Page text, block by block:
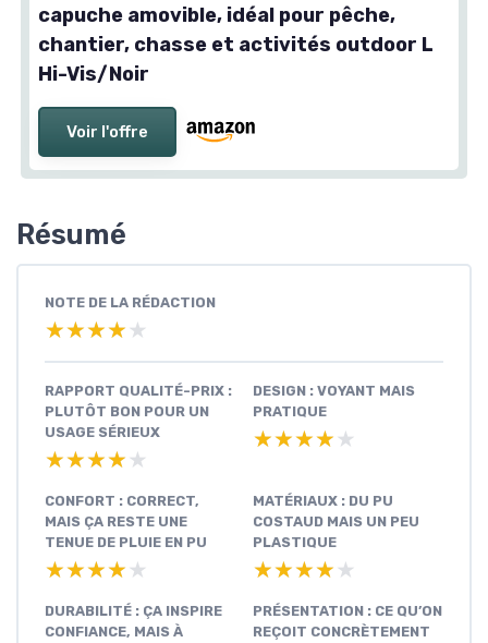
capuche amovible, idéal pour pêche,
chantier, chasse et activités outdoor L
Hi-Vis/Noir
Voir l'offre
Résumé
NOTE DE LA RÉDACTION
★★★★★
★★★★★
RAPPORT QUALITÉ-PRIX :
PLUTÔT BON POUR UN
USAGE SÉRIEUX
★★★★★
★★★★★
DESIGN : VOYANT MAIS
PRATIQUE
★★★★★
★★★★★
CONFORT : CORRECT,
MAIS ÇA RESTE UNE
TENUE DE PLUIE EN PU
★★★★★
★★★★★
MATÉRIAUX : DU PU
COSTAUD MAIS UN PEU
PLASTIQUE
★★★★★
★★★★★
DURABILITÉ : ÇA INSPIRE
CONFIANCE, MAIS À
PRÉSENTATION : CE QU’ON
REÇOIT CONCRÈTEMENT